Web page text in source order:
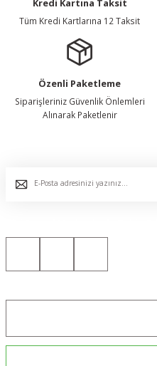
Kredi Kartına Taksit
Tüm Kredi Kartlarına 12 Taksit
Özenli Paketleme
Siparişleriniz Güvenlik Önlemleri
Alınarak Paketlenir